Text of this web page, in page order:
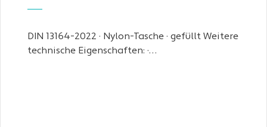
DIN 13164-2022 · Nylon-Tasche · gefüllt Weitere
technische Eigenschaften: ·…